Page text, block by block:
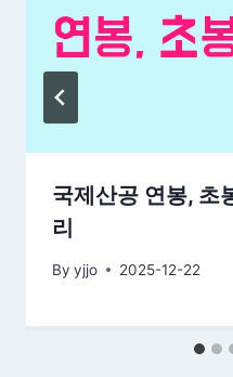
국제산공 연봉, 초
리
By yjjo 2025-12-22